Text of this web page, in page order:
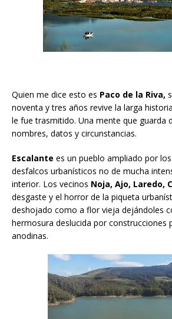
Quien me dice esto es Paco de la Riva,
noventa y tres años revive la larga
le fue trasmitido. Una mente que guarda
nombres, datos y circunstancias.
Escalante es un pueblo ampliado por
desfalcos urbanísticos no de mucha
interior. Los vecinos Noja, Ajo, Laredo,
desgaste y el horror de la piqueta
deshojado como a flor vieja dejándoles
hermosura deslucida por construcciones
anodinas.